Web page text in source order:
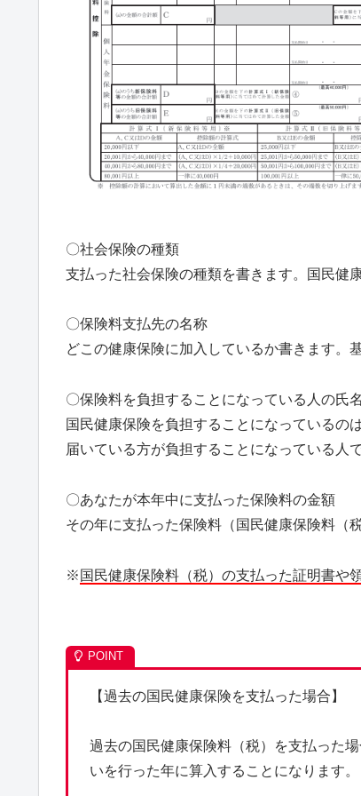
〇社会保険の種類
支払った社会保険の種類を書きます。国民健
〇保険料支払先の名称
どこの健康保険に加入しているか書きます。
〇保険料を負担することになっている人の氏名
国民健康保険を負担することになっているの
届いている方が負担することになっている人で
〇あなたが本年中に支払った保険料の金額
その年に支払った保険料（国民健康保険料（
※ 国民健康保険料（税）の支払った証明書や
【過去の国民健康保険を支払った場合】
過去の国民健康保険料（税）を支払った
いを行った年に算入することになります。